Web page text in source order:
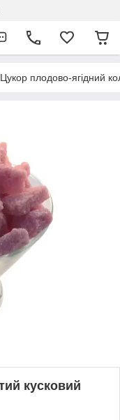
Цукор плодово-ягідний
кусковий